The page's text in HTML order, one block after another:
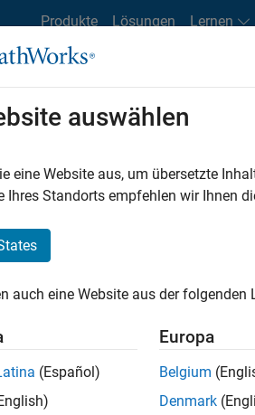
Produkte Lösungen Lernen
fürWireless
aus.
auswählen
eine Website aus, um übersetzte
Ihres Standorts empfehlen wir Ihnen
auch eine Website aus der folgenden
(Español)
Europa
Belgium
Denmark